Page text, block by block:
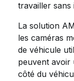
travailler
La solution
les caméras
de véhicule
peuvent avoir
côté du